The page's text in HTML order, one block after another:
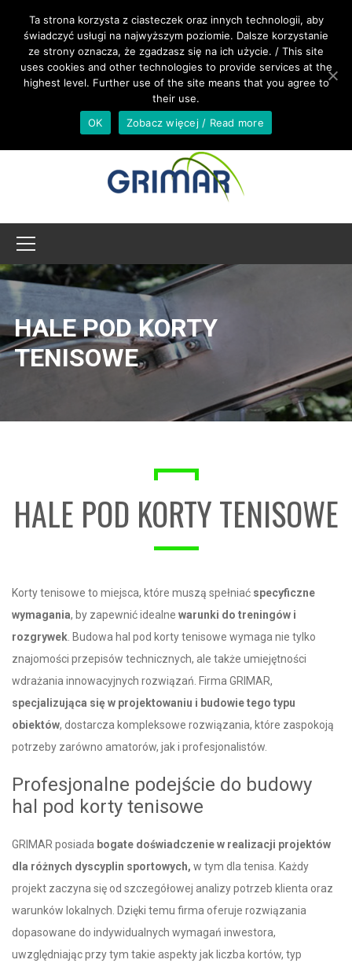
ZADZWOŃ +48 533 967 605
BIURO@GRIMAR.PL
HALE POD KORTY
TENISOWE
HALE POD KORTY TENISOWE
Korty tenisowe to miejsca, które muszą spełniać specyficzne
wymagania, by zapewnić idealne warunki do treningów i
rozgrywek . Budowa hal pod korty tenisowe wymaga nie tylko
znajomości przepisów technicznych, ale także umiejętności
wdrażania innowacyjnych rozwiązań. Firma GRIMAR,
specjalizująca się w projektowaniu i budowie tego typu
obiektów, dostarcza kompleksowe rozwiązania, które zaspokoją
potrzeby zarówno amatorów, jak i profesjonalistów.
Profesjonalne podejście do budowy
hal pod korty tenisowe
GRIMAR posiada bogate doświadczenie w realizacji projektów
dla różnych dyscyplin sportowych, w tym dla tenisa. Każdy
projekt zaczyna się od szczegółowej analizy potrzeb klienta oraz
warunków lokalnych. Dzięki temu firma oferuje rozwiązania
dopasowane do indywidualnych wymagań inwestora,
uwzględniając przy tym takie aspekty jak liczba kortów, typ
Ta strona korzysta z ciasteczek oraz innych technologii, aby
świadczyć usługi na najwyższym poziomie. Dalsze korzystanie
ze strony oznacza, że zgadzasz się na ich użycie. / This site
uses cookies and other technologies to provide services at the
highest level. Further use of the site means that you agree to
their use.
OK
Zobacz więcej / Read more